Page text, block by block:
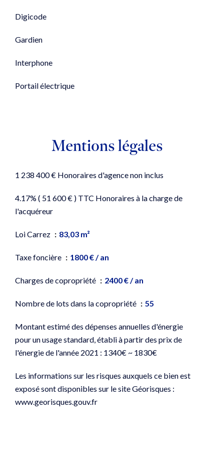
Digicode
Gardien
Interphone
Portail électrique
Mentions légales
1 238 400 € Honoraires d'agence non inclus
4.17% ( 51 600 € ) TTC Honoraires à la charge de
l'acquéreur
Loi Carrez 83,03 m²
Taxe foncière 1800 € / an
Charges de copropriété 2400 € / an
Nombre de lots dans la copropriété 55
Montant estimé des dépenses annuelles d'énergie
pour un usage standard, établi à partir des prix de
l'énergie de l'année 2021 : 1340€ ~ 1830€
Les informations sur les risques auxquels ce bien est
exposé sont disponibles sur le site Géorisques :
www.georisques.gouv.fr